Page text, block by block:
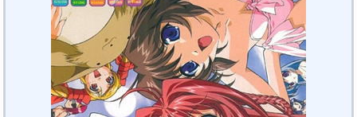
こ そ と の ほ も